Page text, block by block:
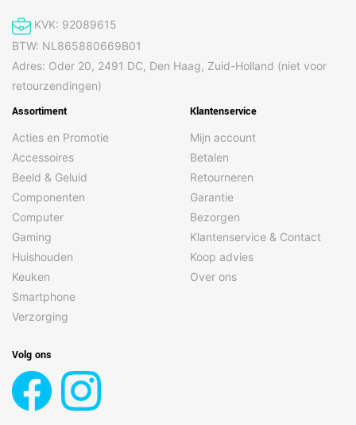
KVK: 92089615
BTW: NL865880669B01
Adres: Oder 20, 2491 DC, Den Haag, Zuid-Holland (niet voor
retourzendingen)
Assortiment
Acties en Promotie
Accessoires
Beeld & Geluid
Componenten
Computer
Gaming
Huishouden
Keuken
Smartphone
Verzorging
Klantenservice
Mijn account
Betalen
Retourneren
Garantie
Bezorgen
Klantenservice & Contact
Koop advies
Over ons
Volg ons